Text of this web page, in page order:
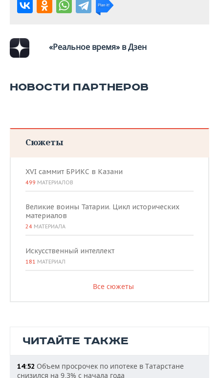
«Реальное время» в Дзен
НОВОСТИ ПАРТНЕРОВ
Сюжеты
XVI саммит БРИКС в Казани
499 МАТЕРИАЛОВ
Великие воины Татарии. Цикл исторических
материалов
24 МАТЕРИАЛА
Искусственный интеллект
181 МАТЕРИАЛ
Все сюжеты
ЧИТАЙТЕ ТАКЖЕ
14:52 Объем просрочек по ипотеке в Татарстане
снизился на 9,3% с начала года